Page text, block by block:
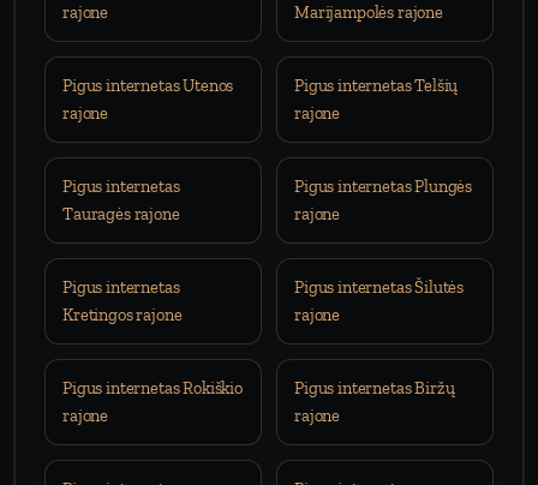
rajone
Marijampolės rajone
Pigus internetas Utenos
rajone
Pigus internetas Telšių
rajone
Pigus internetas
Tauragės rajone
Pigus internetas Plungės
rajone
Pigus internetas
Kretingos rajone
Pigus internetas Šilutės
rajone
Pigus internetas Rokiškio
rajone
Pigus internetas Biržų
rajone